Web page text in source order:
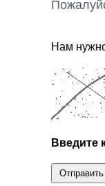
Нам
Введите
Отправить